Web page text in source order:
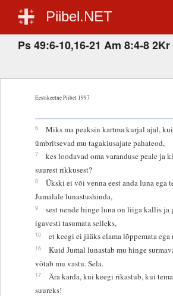
Piibel.NET
Ps 49:6-10,16-21 Am 8:4-8
Eestikeelne Piibel 1997
6
Miks ma peaksin kartma kurjal ajal,
ümbritsevad mu tagakiusajate pahateod,
7
kes loodavad oma varanduse peale ja
suurest rikkusest?
8
Ükski ei või venna eest anda luna ega
Jumalale lunastushinda,
9
sest nende hinge luna on liiga kallis ja
igavesti tasumata selleks,
10 et keegi ei jääks elama lõppemata ega
16
Kuid Jumal lunastab mu hinge
võtab mu vastu. Sela.
17
Ära karda, kui keegi rikastub, kui
suureks!